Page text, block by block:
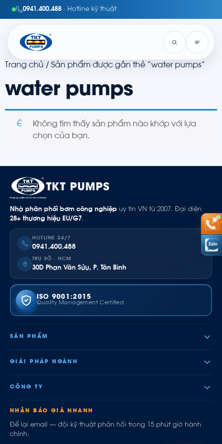
0941.400.488 · Hotline kỹ thuật
Trang chủ / Sản phẩm được gắn thẻ “water pumps”
water pumps
Không tìm thấy sản phẩm nào khớp với lựa
chọn của bạn.
TKT PUMPS
Nhà phân phối bơm công nghiệp uy tín VN từ 2007. Đại diện
28+ thương hiệu EU/G7.
HOTLINE 24/7
0941.400.488
TRỤ SỞ · HCM
30D Phan Văn Sửu, P. Tân Bình
ISO 9001:2015
Quality Management Certified
SẢN PHẨM
GIẢI PHÁP NGÀNH
CÔNG TY
NHẬN BÁO GIÁ NHANH
Để lại email — đội kỹ thuật phản hồi trong 15 phút giờ hành
chính.